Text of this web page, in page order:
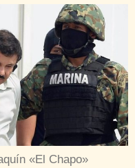
«El Chapo»